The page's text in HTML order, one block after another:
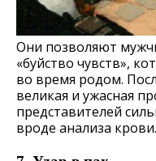
Они позволяют
«буйство чувств»,
во время родом.
великая и ужасная
представителей
вроде анализа крови.